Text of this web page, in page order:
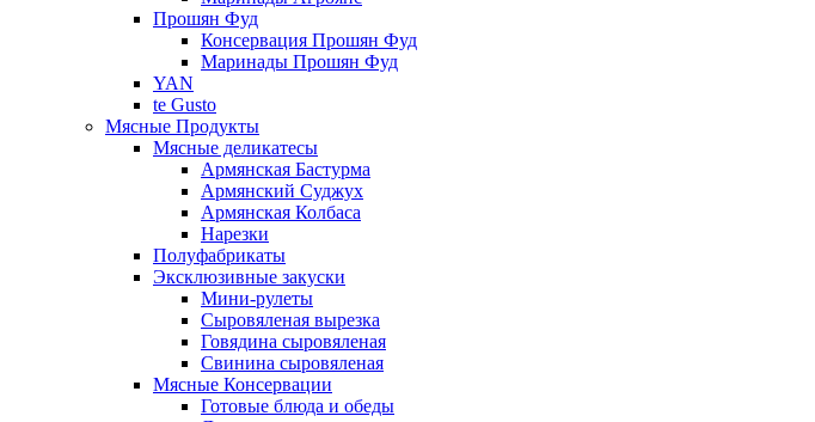
Прошян Фуд
Консервация Прошян Фуд
Маринады Прошян Фуд
YAN
te Gusto
Мясные Продукты
Мясные деликатесы
Армянская Бастурма
Армянский Суджух
Армянская Колбаса
Нарезки
Полуфабрикаты
Эксклюзивные закуски
Мини-рулеты
Сыровяленая вырезка
Говядина сыровяленая
Свинина сыровяленая
Мясные Консервации
Готовые блюда и обеды